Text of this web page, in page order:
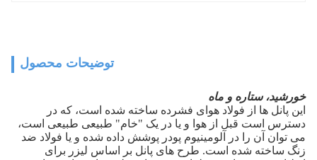
توضیحات محصول
خورشید، ستاره و ماه
این پانل ها از فولاد هوای فشرده ساخته شده است، که در
دسترس است قبل از هوا و یا در یک "خام" طبیعی طبیعی است،
می توان آن را در آلومینیوم پودر پوشش داده شده و یا فولاد ضد
زنگ ساخته شده است. طرح های پانل بر اساس لیزر برای